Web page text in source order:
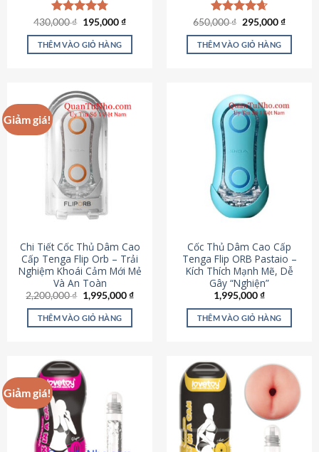
Được xếp
hạng4.78
5 sao
430,000₫ Giá
là:
430,000 ₫.
195,000₫Giá
tại
THÊM VÀO GIỎ HÀNG
Được xếp
hạng4.69
5 sao
650,000₫ Giá
là:
650,000 ₫.
295,000₫Giá
tại
THÊM VÀO GIỎ HÀNG
Giảm giá!
Chi Tiết Cốc Thủ Dâm Cao
Cấp Tenga Flip Orb – Trải
Nghiệm Khoái Cảm Mới Mẻ
Và An Toàn
2,200,000₫ Giá
gốc
là:
2,200,000 ₫.
1,995,000₫Giá
THÊM VÀO GIỎ HÀNG
Cốc Thủ Dâm Cao Cấp
Tenga Flip ORB Pastaio –
Kích Thích Mạnh Mẽ, Dễ
Gây “Nghiện”
1,995,000₫
THÊM VÀO GIỎ HÀNG
Giảm giá!